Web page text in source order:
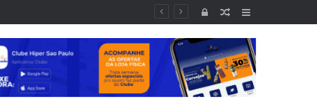
Lateral
Artigo
aleatório
Entrar